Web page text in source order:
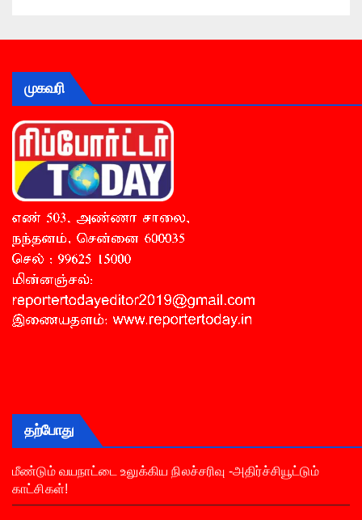
முகவரி
தற்போது
மீண்டும் வயநாட்டை உலுக்கிய நிலச்சரிவு -அதிர்ச்சியூட்டும்
காட்சிகள்!